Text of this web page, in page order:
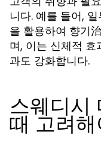
니다. 예를 들어,
을 활용하여 향기
며, 이는 신체적
과도 강화합니다.
스웨디시
때 고려